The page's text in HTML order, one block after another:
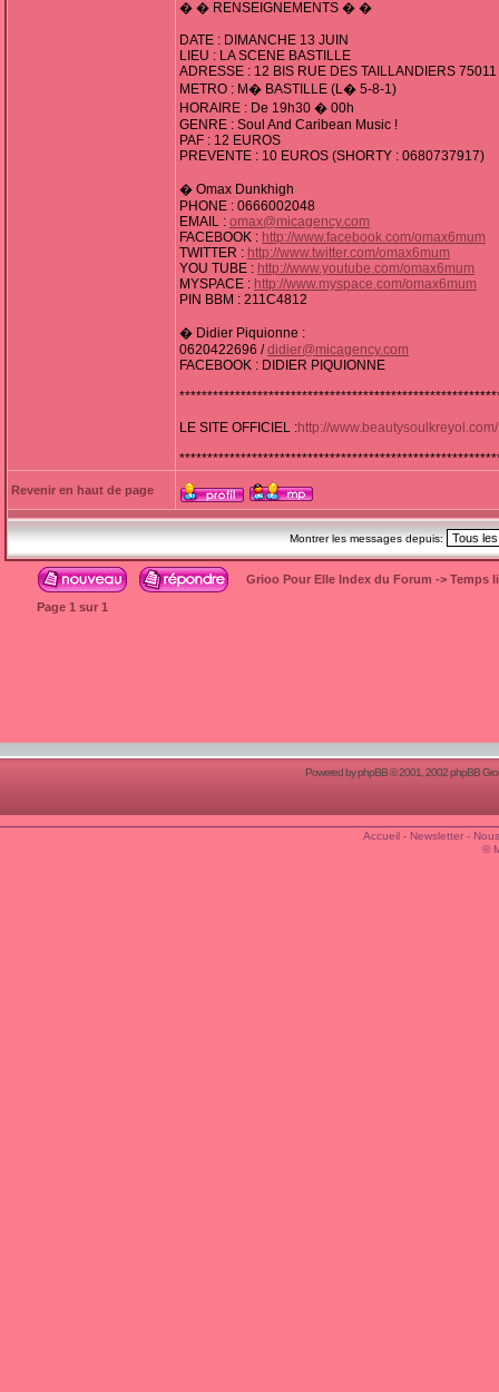
� � RENSEIGNEMENTS � �
DATE : DIMANCHE 13 JUIN
LIEU : LA SCENE BASTILLE
ADRESSE : 12 BIS RUE DES TAILLANDIERS 75011
METRO : M� BASTILLE (L� 5-8-1)
HORAIRE : De 19h30 � 00h
GENRE : Soul And Caribean Music !
PAF : 12 EUROS
PREVENTE : 10 EUROS (SHORTY : 0680737917)
� Omax Dunkhigh
PHONE : 0666002048
EMAIL : omax@micagency.com
FACEBOOK : http://www.facebook.com/omax6mum
TWITTER : http://www.twitter.com/omax6mum
YOU TUBE : http://www.youtube.com/omax6mum
MYSPACE : http://www.myspace.com/omax6mum
PIN BBM : 211C4812
� Didier Piquionne :
0620422696 /didier@micagency.com
FACEBOOK : DIDIER PIQUIONNE
LE SITE OFFICIEL :http://www.beautysoulkreyol.com/
Revenir en haut de page
Montrer les messages depuis:
Grioo Pour Elle Index du Forum -> Temps
Page 1 sur 1
Powered byphpBB© 2001, 2002 phpBB
Accueil- Newsletter-
©